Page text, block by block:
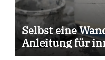
Selbst eine
Anleitung für